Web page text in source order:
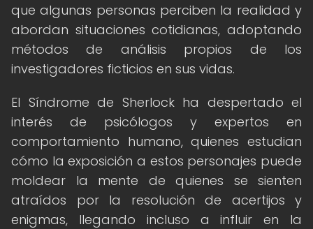
que algunas personas perciben la realidad y
abordan situaciones cotidianas, adoptando
métodos de análisis propios de los
investigadores ficticios en sus vidas.
El Síndrome de Sherlock ha despertado el
interés de psicólogos y expertos en
comportamiento humano, quienes estudian
cómo la exposición a estos personajes puede
moldear la mente de quienes se sienten
atraídos por la resolución de acertijos y
enigmas, llegando incluso a influir en la